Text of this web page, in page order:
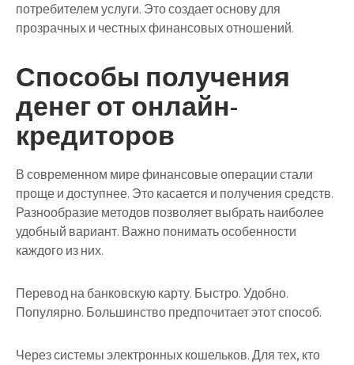
потребителем услуги. Это создает основу для
прозрачных и честных финансовых отношений.
Способы получения
денег от онлайн-
кредиторов
В современном мире финансовые операции стали
проще и доступнее. Это касается и получения средств.
Разнообразие методов позволяет выбрать наиболее
удобный вариант. Важно понимать особенности
каждого из них.
Перевод на банковскую карту. Быстро. Удобно.
Популярно. Большинство предпочитает этот способ.
Через системы электронных кошельков. Для тех, кто